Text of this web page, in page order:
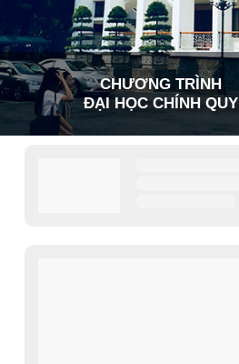
CHƯƠNG TRÌNH
ĐẠI HỌC CHÍNH QUY